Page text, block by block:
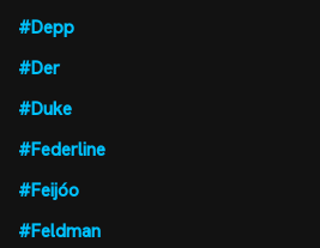
#Depp
#Der
#Duke
#Federline
#Feijóo
#Feldman